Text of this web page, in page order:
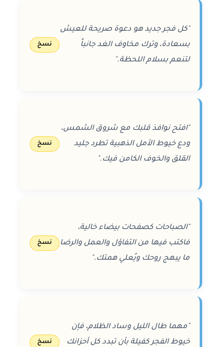
"كل فجر جديد هو دعوة صريحة للعيش
بسعادة، وترك مخاوف الغد جانباً
لتنعم بسلام اللحظة."
نسخ
"افتح نوافذ قلبك مع شروق الشمس،
ودع خيوط الأمل الذهبية تطرد جليد
القلق والخوف الكامن فيك."
نسخ
"الصباحات كصفحات بيضاء خالية،
فاكتب فيها من التفاؤل والعمل والرضا
ما يبهج روحك ويُعلي همتك."
نسخ
"مهما طال الليل وساد الظلام، فإن
خيوط الفجر كفيلة بأن تبدد كل أحزانك
نسخ